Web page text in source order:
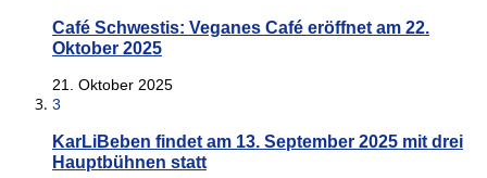
Café Schwestis: Veganes Café eröffnet am 22.
Oktober 2025
21. Oktober 2025
3
KarLiBeben findet am 13. September 2025 mit drei
Hauptbühnen statt